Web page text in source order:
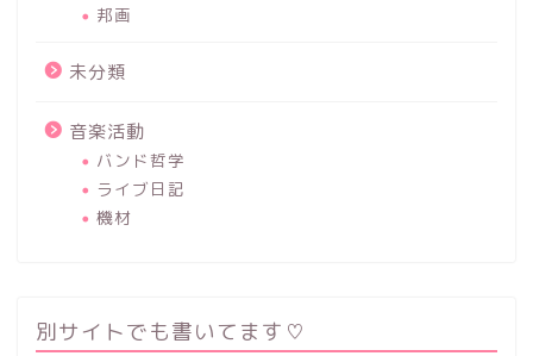
邦画
未分類
音楽活動
バンド哲学
ライブ日記
機材
別サイトでも書いてます♡